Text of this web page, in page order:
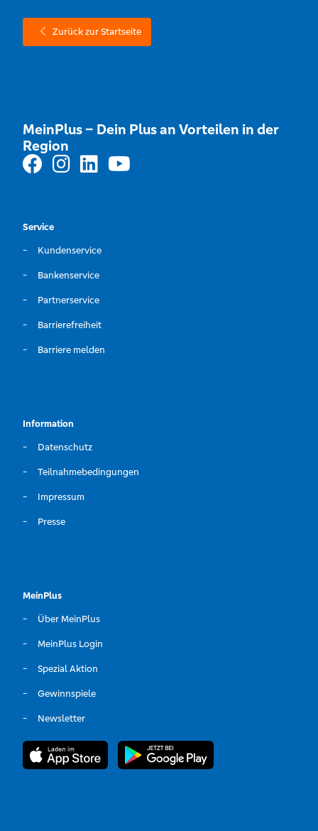
Zurück zur Startseite
MeinPlus – Dein Plus an Vorteilen in der
Region
Service
Kundenservice
Bankenservice
Partnerservice
Barrierefreiheit
Barriere melden
Information
Datenschutz
Teilnahmebedingungen
Impressum
Presse
MeinPlus
Über MeinPlus
MeinPlus Login
Spezial Aktion
Gewinnspiele
Newsletter